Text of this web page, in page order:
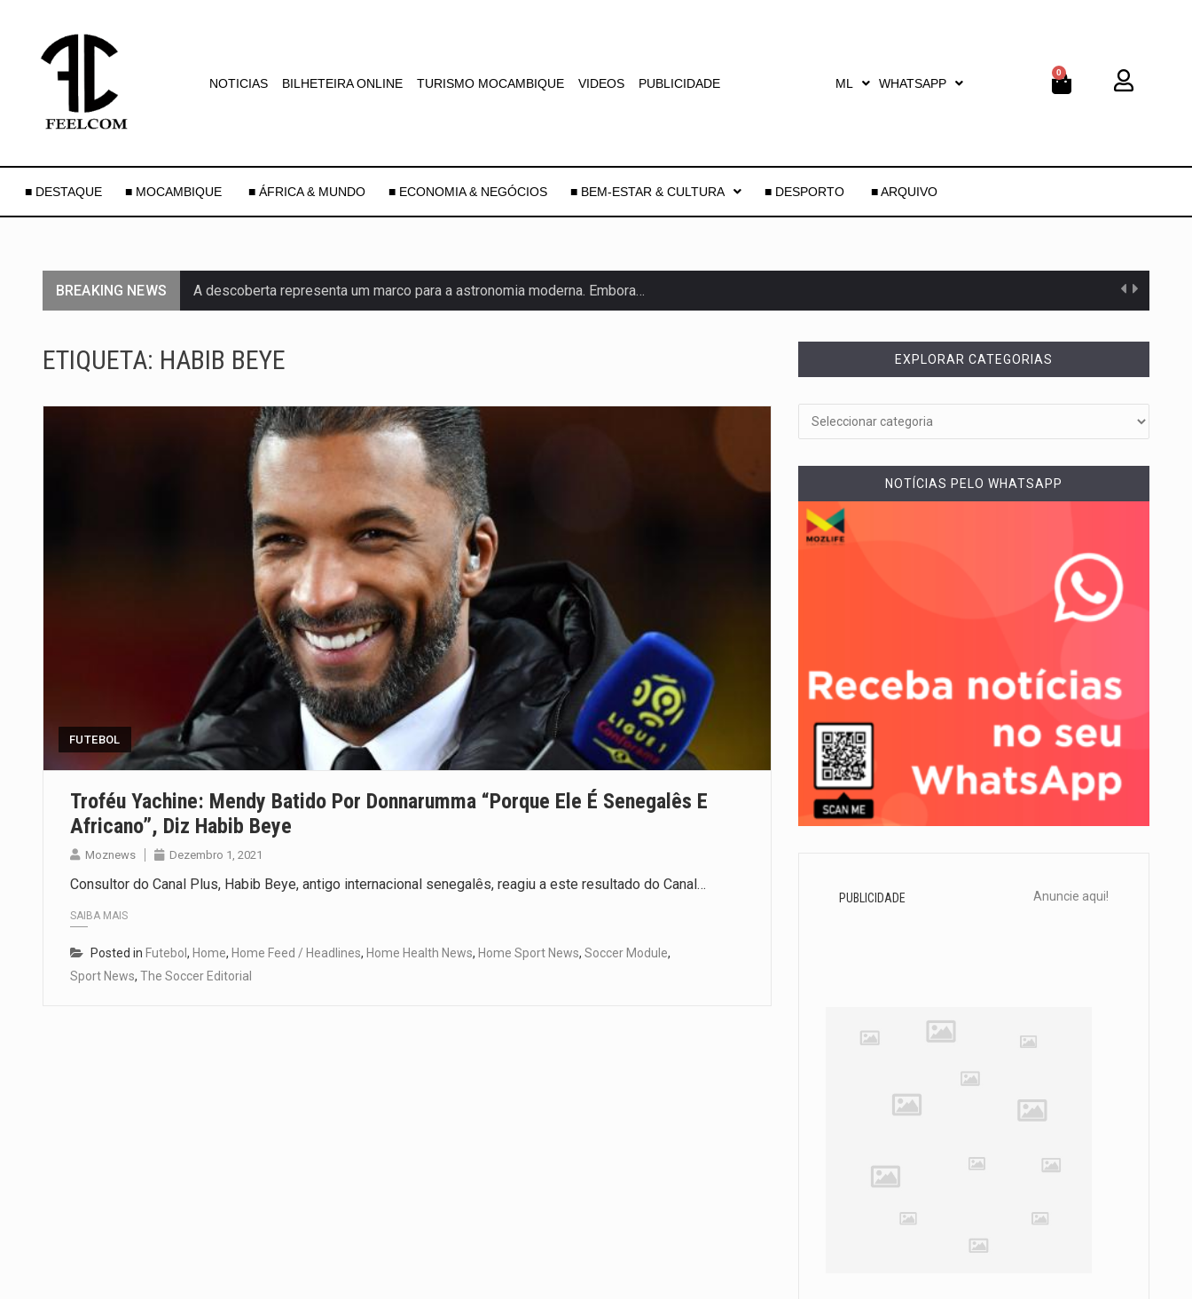
NOTICIAS BILHETEIRA ONLINE TURISMO MOCAMBIQUE VIDEOS PUBLICIDADE ML WHATSAPP
0
■ DESTAQUE ■ MOCAMBIQUE ■ ÁFRICA & MUNDO ■ ECONOMIA & NEGÓCIOS ■ BEM-ESTAR & CULTURA ■ DESPORTO ■ ARQUIVO
BREAKING NEWS A descoberta representa um marco para a astronomia moderna. Embora…
De acordo com as autoridades de saúde da Faixa de…
Um dos casos mais graves envolveu a residência de Sam…
A cidade de Bunia, capital da província de Ituri, tornou-se…
O pagamento marca o desfecho de um dos processos mais…
O programa, cuja implementação está prevista entre abril de 2026…
A nova legislação estabelece um prazo de 180 dias para…
O Departamento de Estado norte-americano confirmou que cidadãos dos Estados…
A final coloca frente a frente duas equipas que chegaram…
ETIQUETA: HABIB BEYE
FUTEBOL
Troféu Yachine: Mendy Batido Por Donnarumma “porque Ele É Senegalês E
Africano”, Diz Habib Beye
Moznews Dezembro 1, 2021
Consultor do Canal Plus, Habib Beye, antigo internacional senegalês, reagiu a este resultado do Canal…
SAIBA MAIS
Posted in Futebol , Home, Home Feed / Headlines, Home Health News, Home Sport News, Soccer Module,
Sport News, The Soccer Editorial
EXPLORAR CATEGORIAS
NOTÍCIAS PELO WHATSAPP
PUBLICIDADE Anuncie aqui!